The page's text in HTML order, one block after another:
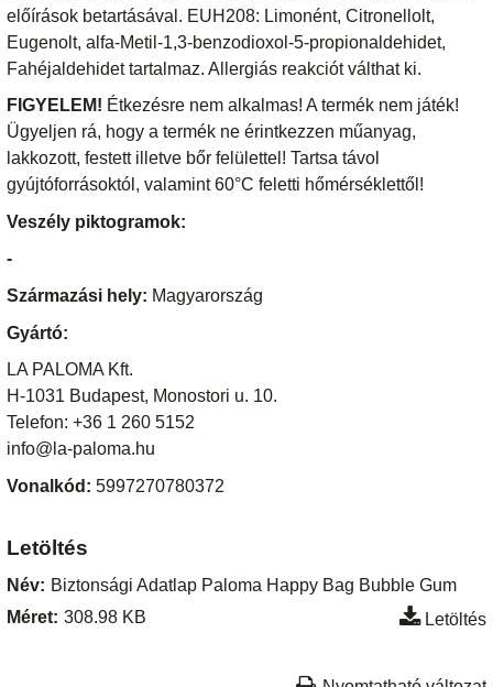
előírások betartásával. EUH208: Limonént, Citronellolt,
Eugenolt, alfa-Metil-1,3-benzodioxol-5-propionaldehidet,
Fahéjaldehidet tartalmaz. Allergiás reakciót válthat ki.
FIGYELEM! Étkezésre nem alkalmas! A termék nem játék!
Ügyeljen rá, hogy a termék ne érintkezzen műanyag,
lakkozott, festett illetve bőr felülettel! Tartsa távol
gyújtóforrásoktól, valamint 60°C feletti hőmérséklettől!
Veszély piktogramok:
-
Származási hely: Magyarország
Gyártó:
LA PALOMA Kft.
H-1031 Budapest, Monostori u. 10.
Telefon: +36 1 260 5152
info@la-paloma.hu
Vonalkód: 5997270780372
Letöltés
Név: Biztonsági Adatlap Paloma Happy Bag Bubble Gum
Méret: 308.98 KB Letöltés